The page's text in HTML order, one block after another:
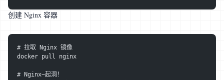
创建 Nginx 容器
# 拉取 Nginx 镜像
docker pull nginx
# Nginx~起洞！